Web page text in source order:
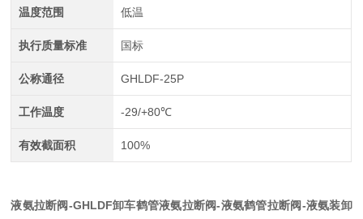
温度范围 低温
执行质量标准 国标
公称通径 GHLDF-25P
工作温度 -29/+80℃
有效截面积 100%
液氨拉断阀-GHLDF卸车鹤管液氨拉断阀-液氨鹤管拉断阀-液氨装卸